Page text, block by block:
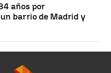
años por
barrio de Madrid y